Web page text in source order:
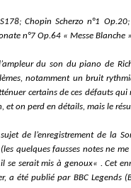
Chopin Scherzo n°1
n°7 Op.64 « Messe Blanche
du son du piano de
notamment un bruit
certains de ces défauts qui
, et on perd en détails, mais le
sujet del’enregistrement dela
quelques fausses notes ne
se serait mis à genoux« . Cet
a été publié par BBC Legends